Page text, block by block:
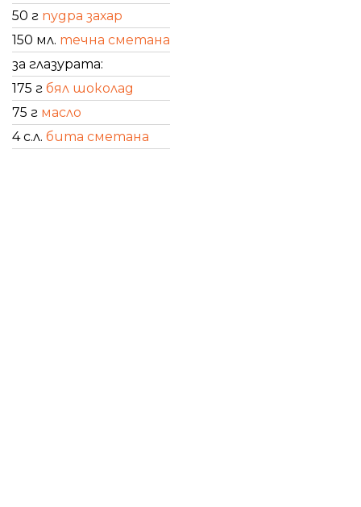
50 г пудра захар
150 мл. течна сметана
за глазурата:
175 г бял шоколад
75 г масло
4 с.л. бита сметана